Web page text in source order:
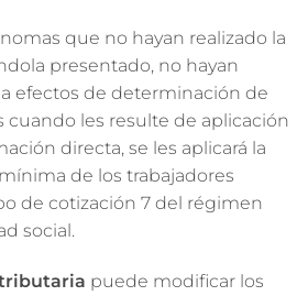
que no hayan realizado la
presentado, no hayan
efectos de determinación de
les resulte de aplicación
directa, se les aplicará la
de los trabajadores
de cotización 7 del régimen
social.
puede modificar los